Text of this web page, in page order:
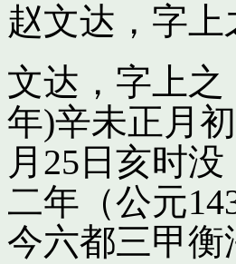
赵文达，字上
文达，字上之
年)辛未正月
月25日亥时
二年（公元
今六都三甲